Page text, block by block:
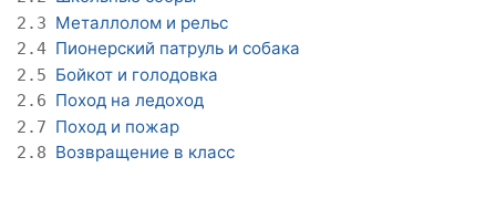
2.3 Металлолом и рельс
2.4 Пионерский патруль и собака
2.5 Бойкот и голодовка
2.6 Поход на ледоход
2.7 Поход и пожар
2.8 Возвращение в класс